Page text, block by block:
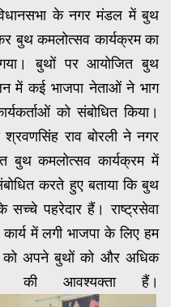
के नगर मंडल में बुथ
बुथ कमलोत्सव कार्यक्रम का
बुथों पर आयोजित बुथ
में कई भाजपा नेताओं ने भाग
को संबोधित किया।
श्रवणसिंह राव बोरली ने नगर
बुथ कमलोत्सव कार्यक्रम में
करते हुए बताया कि बुथ
के सच्चे पहरेदार हैं। राष्ट्रसेवा
में लगी भाजपा के लिए हम
को अपने बुथों को और अधिक
की आवश्यक्ता हैं।